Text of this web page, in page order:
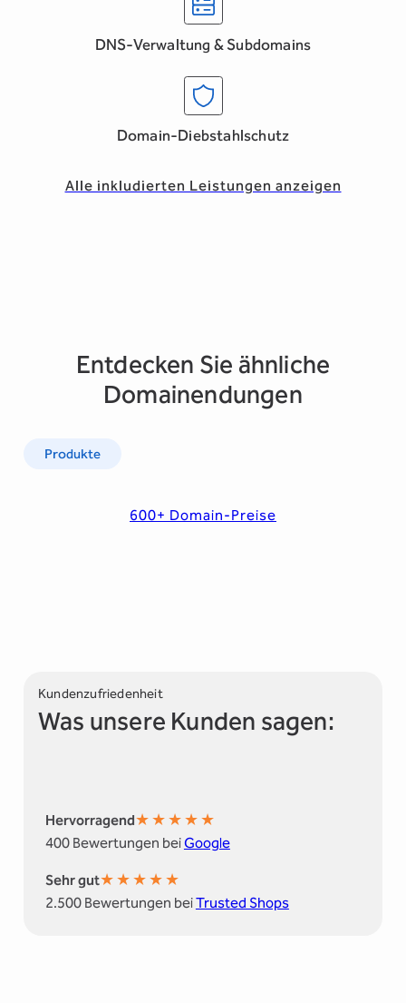
DNS-Verwaltung & Subdomains
Domain-Diebstahlschutz
Alle inkludierten Leistungen anzeigen
Entdecken Sie ähnliche
Domainendungen
Produkte
600+ Domain-Preise
Kundenzufriedenheit
Was unsere Kunden sagen:
Hervorragend★★★★★
400 Bewertungen beiGoogle
Sehr gut★★★★★
2.500 Bewertungen beiTrusted Shops